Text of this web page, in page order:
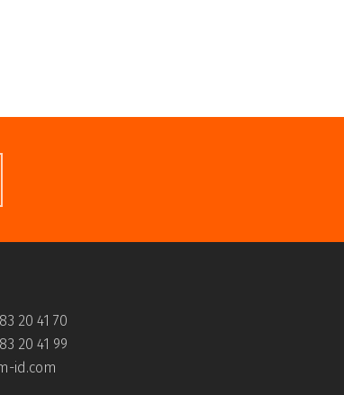
20 41 70
20 41 99
id.com